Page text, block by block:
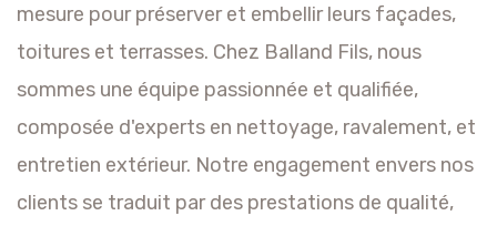
mesure pour préserver et embellir leurs façades,
toitures et terrasses. Chez Balland Fils, nous
sommes une équipe passionnée et qualifiée,
composée d'experts en nettoyage, ravalement, et
entretien extérieur. Notre engagement envers nos
clients se traduit par des prestations de qualité,